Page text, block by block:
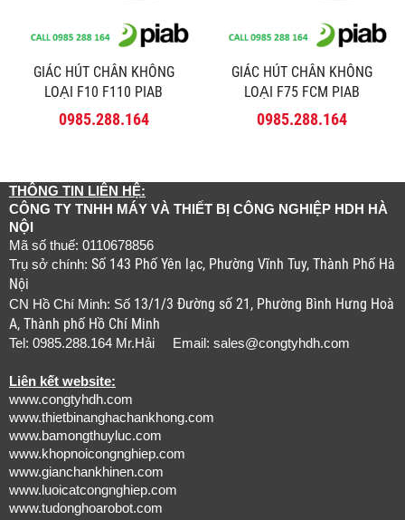
GIÁC HÚT CHÂN KHÔNG
LOẠI F10 F110 PIAB
0985.288.164
GIÁC HÚT CHÂN KHÔNG
LOẠI F75 FCM PIAB
0985.288.164
THÔNG TIN LIÊN HỆ:
CÔNG TY TNHH MÁY VÀ THIẾT BỊ CÔNG NGHIỆP HDH HÀ
NỘI
Mã số thuế: 0110678856
Trụ sở chính: Số 143 Phố Yên lạc, Phường Vĩnh Tuy, Thành Phố Hà
Nội
CN Hồ Chí Minh: Số 13/1/3 Đường số 21, Phường Bình Hưng Hoà
A, Thành phố Hồ Chí Minh
Tel: 0985.288.164 Mr.Hải Email: sales@congtyhdh.com
Liên kết website:
www.congtyhdh.com
www.thietbinanghachankhong.com
www.bamongthuyluc.com
www.khopnoicongnghiep.com
www.gianchankhinen.com
www.luoicatcongnghiep.com
www.tudonghoarobot.com